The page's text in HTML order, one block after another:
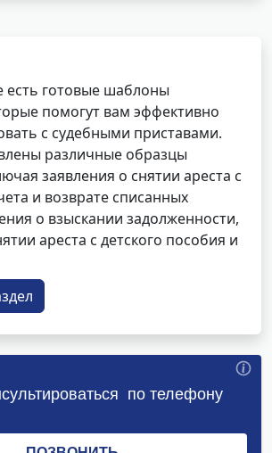
есть готовые шаблоны
помогут вам эффективно
с судебными приставами.
различные образцы
заявления о снятии ареста с
и возврате списанных
о взыскании задолженности,
ареста с детского пособия и